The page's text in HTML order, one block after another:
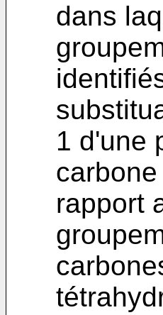
dans
1 d'une
rapport